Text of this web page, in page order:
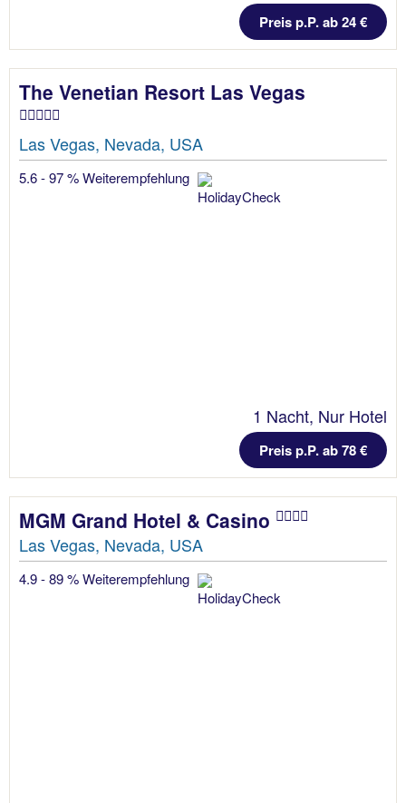
Preis p.P. ab 24 €
The Venetian Resort Las Vegas
Las Vegas, Nevada, USA
5.6 - 97 % Weiterempfehlung
1 Nacht, Nur Hotel
Preis p.P. ab 78 €
MGM Grand Hotel & Casino
Las Vegas, Nevada, USA
4.9 - 89 % Weiterempfehlung